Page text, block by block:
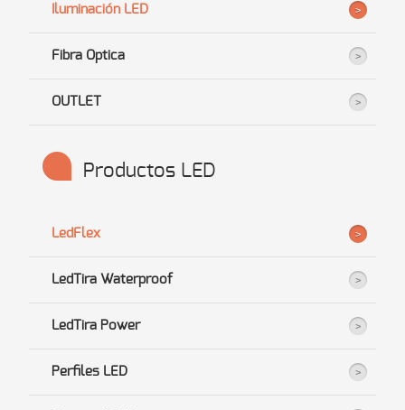
Iluminación LED
Fibra Optica
OUTLET
Productos LED
LedFlex
LedTira Waterproof
LedTira Power
Perfiles LED